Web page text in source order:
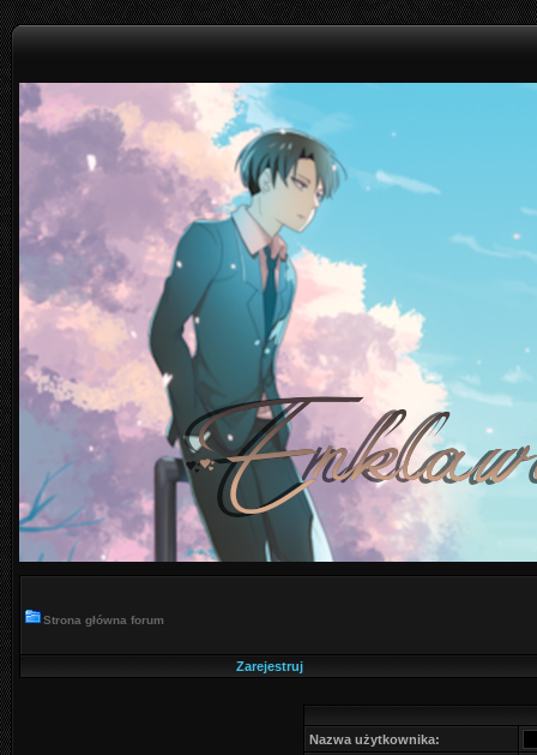
Strona główna forum
Zarejestruj
Nazwa użytkownika: